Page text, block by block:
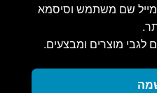
שם משתמש וסיסמא
לגבי מוצרים ומבצעים.